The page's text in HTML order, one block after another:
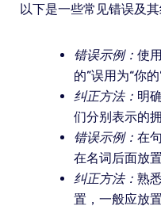
以下是一些常见错误及其
错误示例： 使
的”误用为“你的”
纠正方法： 明
们分别表示的
错误示例： 在
在名词后面放置
纠正方法： 熟
置，一般应放